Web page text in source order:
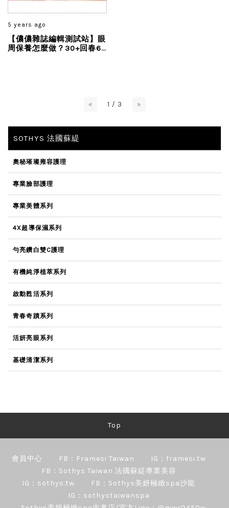
5 years ago
【儂儂雜誌編輯測試站】眼
周保養怎麼做？30+回春6
« 1 / 3 »
SOTHYS 法國蘇緹
奧秘璀璨雍容護理
專業臉部護理
專業美體系列
4X超導保濕系列
勻亮鑽白雙C護理
有機純淨植萃系列
啟動甦活系列
青春奇蹟系列
活妍亮眼系列
基礎清潔系列
Top
會員中心 FB：Framesi Taiwan
IG：framesi.tw
FB：Sothys Taiwan 法國蘇緹專業美容
IG：sothys.tw
FB：Sothys美妍極緻spa沙龍
IG：sothystaiwanspa